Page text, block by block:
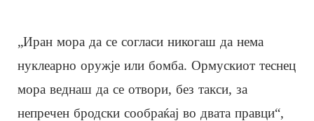
„Иран мора да се согласи никогаш да нема
нуклеарно оружје или бомба. Ормускиот теснец
мора веднаш да се отвори, без такси, за
непречен бродски сообраќај во двата правци“,